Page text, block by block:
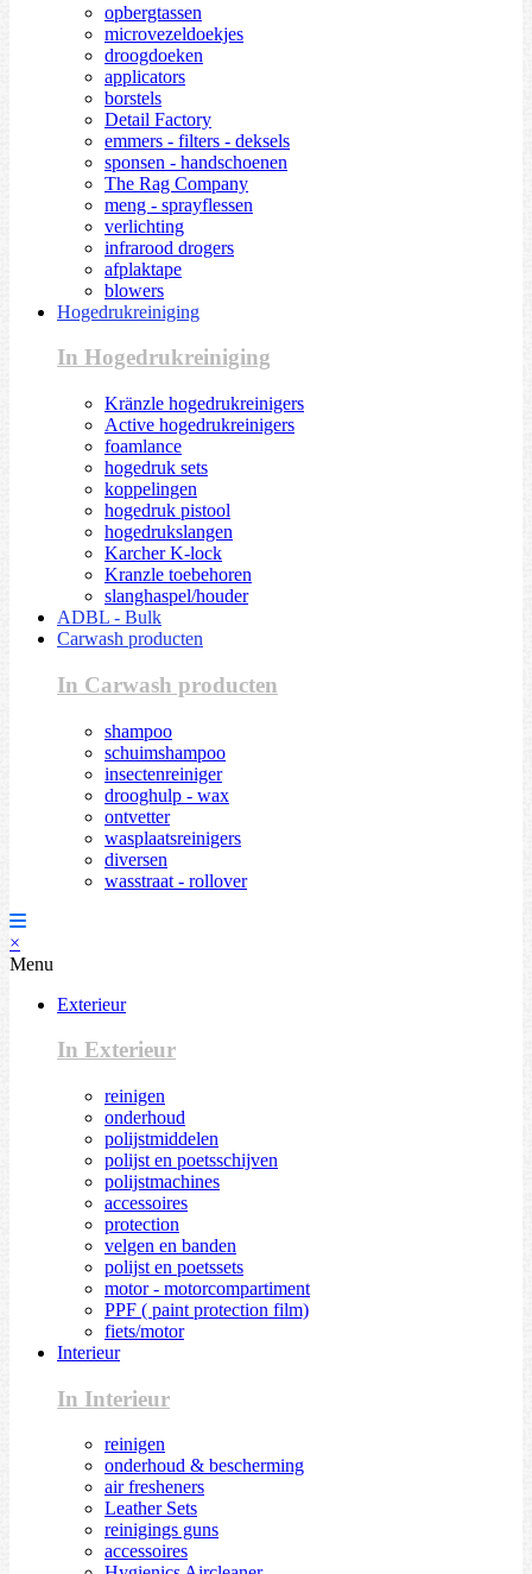
opbergtassen
microvezeldoekjes
droogdoeken
applicators
borstels
Detail Factory
emmers - filters - deksels
sponsen - handschoenen
The Rag Company
meng - sprayflessen
verlichting
infrarood drogers
afplaktape
blowers
Hogedrukreiniging
In Hogedrukreiniging
Kränzle hogedrukreinigers
Active hogedrukreinigers
foamlance
hogedruk sets
koppelingen
hogedruk pistool
hogedrukslangen
Karcher K-lock
Kranzle toebehoren
slanghaspel/houder
ADBL - Bulk
Carwash producten
In Carwash producten
shampoo
schuimshampoo
insectenreiniger
drooghulp - wax
ontvetter
wasplaatsreinigers
diversen
wasstraat - rollover
×
Menu
Exterieur
In Exterieur
reinigen
onderhoud
polijstmiddelen
polijst en poetsschijven
polijstmachines
accessoires
protection
velgen en banden
polijst en poetssets
motor - motorcompartiment
PPF ( paint protection film)
fiets/motor
Interieur
In Interieur
reinigen
onderhoud & bescherming
air fresheners
Leather Sets
reinigings guns
accessoires